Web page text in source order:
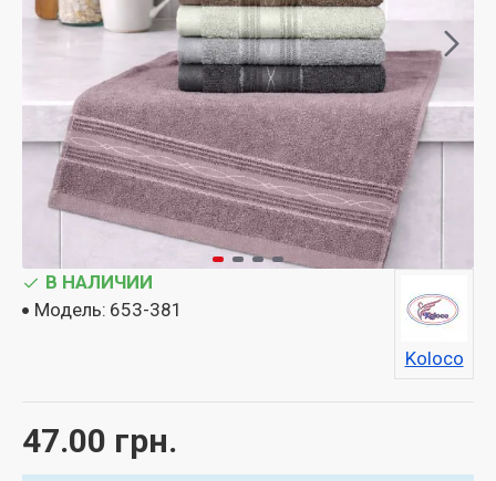
47.00 грн.
В НАЛИЧИИ
Модель: 653-381
Koloco